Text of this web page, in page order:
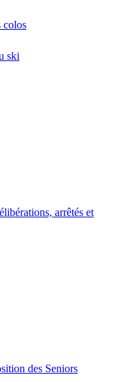
colos
ski
arrêtés et
des Seniors